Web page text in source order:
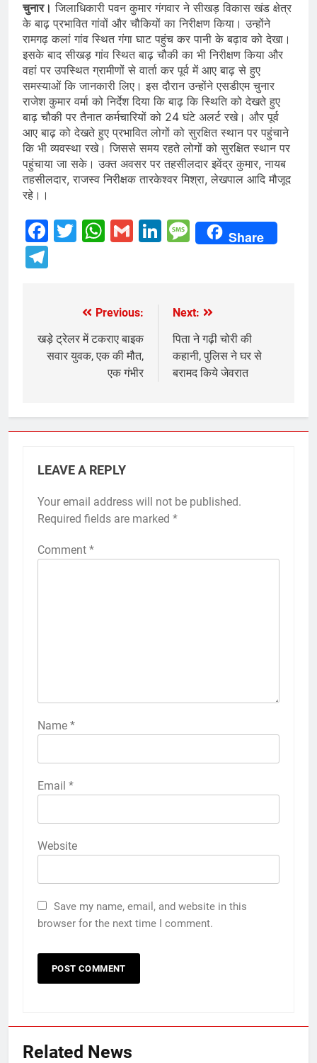
चुनार। जिलाधिकारी पवन कुमार गंगवार ने सीखड़ विकास खंड क्षेत्र
के बाढ़ प्रभावित गांवों और चौकियों का निरीक्षण किया। उन्होंने
रामगढ़ कलां गांव स्थित गंगा घाट पहुंच कर पानी के बढ़ाव को देखा।
इसके बाद सीखड़ गांव स्थित बाढ़ चौकी का भी निरीक्षण किया और
वहां पर उपस्थित ग्रामीणों से वार्ता कर पूर्व में आए बाढ़ से हुए
समस्याओं कि जानकारी लिए। इस दौरान उन्होंने एसडीएम चुनार
राजेश कुमार वर्मा को निर्देश दिया कि बाढ़ कि स्थिति को देखते हुए
बाढ़ चौकी पर तैनात कर्मचारियों को 24 घंटे अलर्ट रखे। और पूर्व
आए बाढ़ को देखते हुए प्रभावित लोगों को सुरक्षित स्थान पर पहुंचाने
कि भी व्यवस्था रखे। जिससे समय रहते लोगों को सुरक्षित स्थान पर
पहुंचाया जा सके। उक्त अवसर पर तहसीलदार इवेंद्र कुमार, नायब
तहसीलदार, राजस्व निरीक्षक तारकेश्वर मिश्रा, लेखपाल आदि मौजूद
रहे।।
Facebook
Twitter
WhatsApp
GmailLinkedIn
Message
Share
navigation
Previous:
खड़े ट्रेलर में टकराए बाइक
सवार युवक, एक की मौत,
एक गंभीर
Next:
पिता ने गढ़ी चोरी की
कहानी, पुलिस ने घर से
बरामद किये जेवरात
LEAVE A REPLY
Your email address will not be published.
Required fields are marked *
Comment *
Name *
Email *
Website
Save my name, email, and website in this
browser for the next time I comment.
Related News